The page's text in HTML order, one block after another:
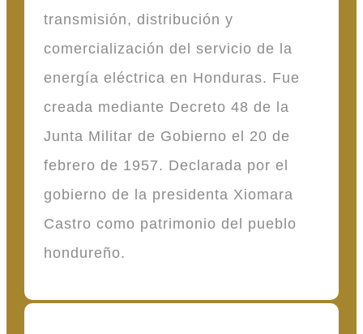
transmisión, distribución y
comercialización del servicio de la
energía eléctrica en Honduras. Fue
creada mediante Decreto 48 de la
Junta Militar de Gobierno el 20 de
febrero de 1957. Declarada por el
gobierno de la presidenta Xiomara
Castro como patrimonio del pueblo
hondureño.